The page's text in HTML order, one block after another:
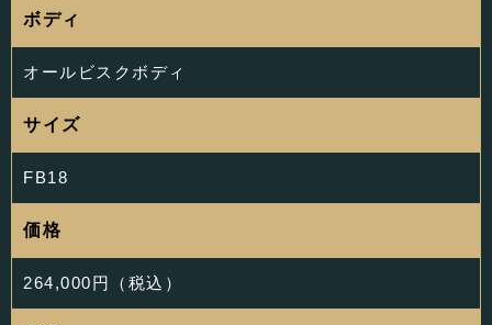
ボディ
オールビスクボディ
サイズ
FB18
価格
264,000円（税込）